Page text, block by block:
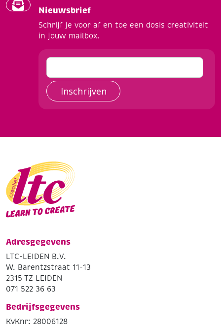
Nieuwsbrief
Schrijf je voor af en toe een dosis creativiteit
in jouw mailbox.
Inschrijven
Adresgegevens
LTC-LEIDEN B.V.
W. Barentzstraat 11-13
2315 TZ LEIDEN
071 522 36 63
Bedrijfsgegevens
KvKnr: 28006128